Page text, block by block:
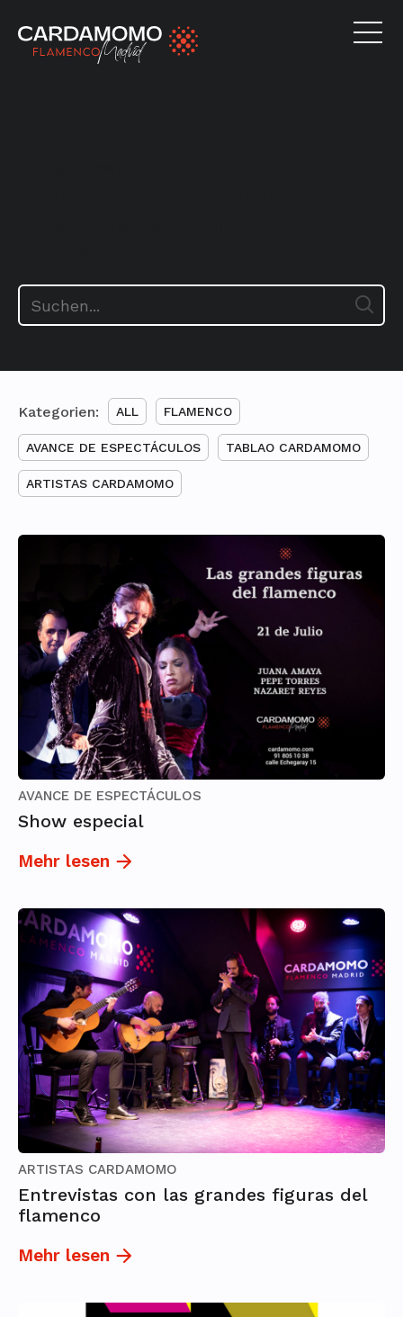
Kategorien: ALL FLAMENCO
AVANCE DE ESPECTÁCULOS TABLAO CARDAMOMO
ARTISTAS CARDAMOMO
AVANCE DE ESPECTÁCULOS
Show especial
Mehr lesen
ARTISTAS CARDAMOMO
Entrevistas con las grandes figuras del
flamenco
Mehr lesen